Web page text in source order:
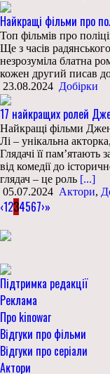
Найкращі фільми про
Топ фільмів про
Ще з часів
незрозуміла блатна
кожен другий писав
23.08.2024 Добірки
17 найкращих ролей
Найкращі фільми
Лі – унікальна
Глядачі її
від комедії до
глядач – це роль [...]
05.07.2024 Актори,
‹1234567›»
Підтримка редакції
Реклама
Про kinowar
Відгуки про фільми
Відгуки про серіали
Актори